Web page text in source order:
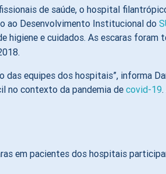
de saúde, o hospital
ao Desenvolvimento Institucional do
higiene e cuidados. As escaras foram
equipes dos hospitais”, informa
no contexto da pandemia decovid-19
em pacientes dos hospitais